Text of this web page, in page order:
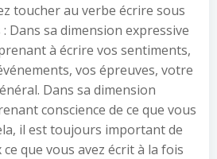
toucher au verbe écrire sous
Dans sa dimension expressive
à écrire vos sentiments,
vos épreuves, votre
Dans sa dimension
conscience de ce que vous
il est toujours important de
que vous avez écrit à la fois